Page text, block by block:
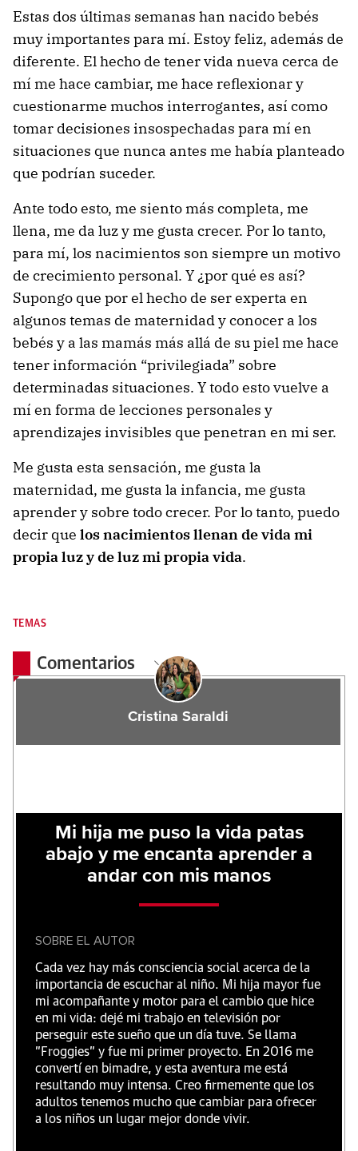
Estas dos últimas semanas han nacido bebés
muy importantes para mí. Estoy feliz, además de
diferente. El hecho de tener vida nueva cerca de
mí me hace cambiar, me hace reflexionar y
cuestionarme muchos interrogantes, así como
tomar decisiones insospechadas para mí en
situaciones que nunca antes me había planteado
que podrían suceder.
Ante todo esto, me siento más completa, me
llena, me da luz y me gusta crecer. Por lo tanto,
para mí, los nacimientos son siempre un motivo
de crecimiento personal. Y ¿por qué es así?
Supongo que por el hecho de ser experta en
algunos temas de maternidad y conocer a los
bebés y a las mamás más allá de su piel me hace
tener información “privilegiada” sobre
determinadas situaciones. Y todo esto vuelve a
mí en forma de lecciones personales y
aprendizajes invisibles que penetran en mi ser.
Me gusta esta sensación, me gusta la
maternidad, me gusta la infancia, me gusta
aprender y sobre todo crecer. Por lo tanto, puedo
decir que los nacimientos llenan de vida mi
propia luz y de luz mi propia vida.
TEMAS
Comentarios
Cristina Saraldi
Mi hija me puso la vida patas
abajo y me encanta aprender a
andar con mis manos
SOBRE EL AUTOR
Cada vez hay más consciencia social acerca de la
importancia de escuchar al niño. Mi hija mayor fue
mi acompañante y motor para el cambio que hice
en mi vida: dejé mi trabajo en televisión por
perseguir este sueño que un día tuve. Se llama
"Froggies" y fue mi primer proyecto. En 2016 me
convertí en bimadre, y esta aventura me está
resultando muy intensa. Creo firmemente que los
adultos tenemos mucho que cambiar para ofrecer
a los niños un lugar mejor donde vivir.